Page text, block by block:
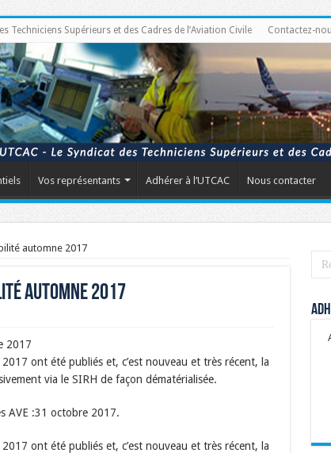
Techniciens Supérieurs et des Cadres de l’Aviation Civile Contactez-
Vos représentants Adhérer à l’UTCAC Nous contacter
automne 2017
automne 2017
2017
ont été publiés et, c’est nouveau et très récent, la
via le SIRH de façon dématérialisée.
AVE :31 octobre 2017.
ont été publiés et, c’est nouveau et très récent, la